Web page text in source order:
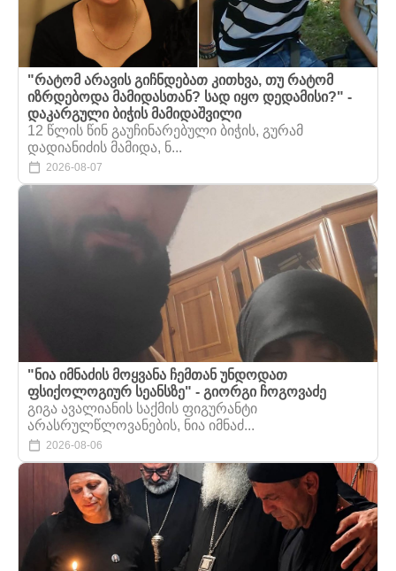
"რატომ არავის გიჩნდებათ კითხვა, თუ რატომ
იზრდებოდა მამიდასთან? სად იყო დედამისი?" -
დაკარგული ბიჭის მამიდაშვილი
12 წლის წინ გაუჩინარებული ბიჭის, გურამ
დადიანიძის მამიდა, ნ...
2026-08-07
"ნია იმნაძის მოყვანა ჩემთან უნდოდათ
ფსიქოლოგიურ სეანსზე" - გიორგი ჩოგოვაძე
გიგა ავალიანის საქმის ფიგურანტი
არასრულწლოვანების, ნია იმნაძ...
2026-08-06